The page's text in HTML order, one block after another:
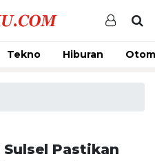
Tekno Hiburan
Pastikan